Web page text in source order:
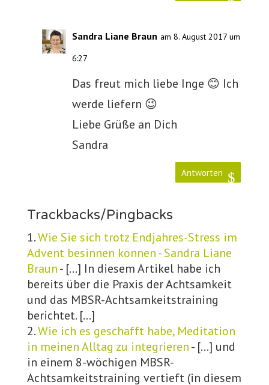
Sandra Liane Braun am 8. August 2017 um
6:27
Das freut mich liebe Inge 😊 Ich
werde liefern 😉
Liebe Grüße an Dich
Sandra
Antworten
Trackbacks/Pingbacks
Wie Sie sich trotz Endjahres-Stress im
Advent besinnen können - Sandra Liane
Braun- […] In diesem Artikel habe ich
bereits über die Praxis der Achtsamkeit
und das MBSR-Achtsamkeitstraining
berichtet. […]
Wie ich es geschafft habe, Meditation
in meinen Alltag zu integrieren- […] und
in einem 8-wöchigen MBSR-
Achtsamkeitstraining vertieft (in diesem